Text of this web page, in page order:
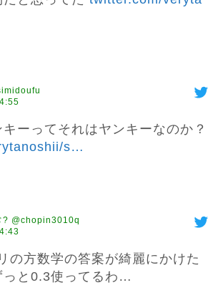
s…
? @chopin3010q
の方数学の答案が綺麗にかけた
っと0.3使ってるわ…